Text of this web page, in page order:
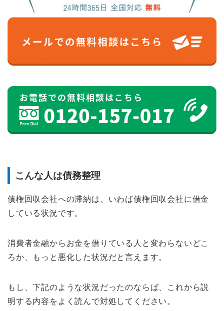
こんな人は債務整理
債権回収会社への滞納は、いわば債権回収会社に借金
している状況です。
消費者金融からお金を借りている人と変わらないどこ
ろか、もっと悪化した状況だと言えます。
もし、下記のような状況だったのならば、これから説
明する内容をよく読んで対処してください。